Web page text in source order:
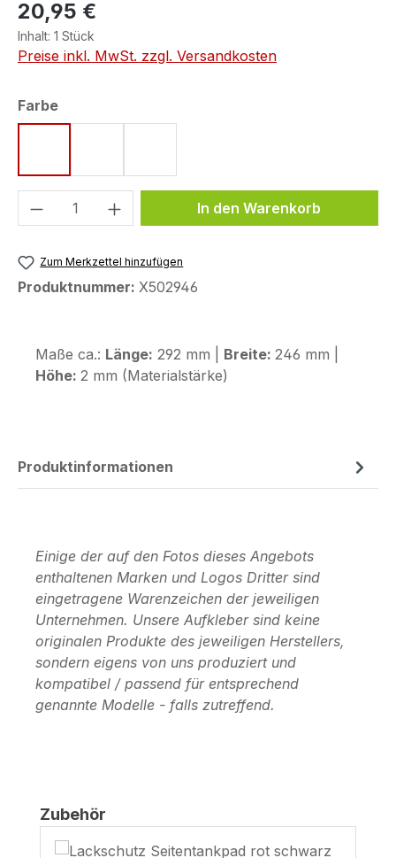
20,95 €
Inhalt: 1 Stück
Preise inkl. MwSt. zzgl. Versandkosten
Farbeauswählen
Produkt Anzahl: Gib denIn den Warenkorb
Zum Merkzettel hinzufügen
Produktnummer: X502946
Maße ca.: Länge: 292 mm | Breite: 246 mm |
Höhe: 2 mm (Materialstärke)
Produktinformationen
Einige der auf den Fotos dieses Angebots
enthaltenen Marken und Logos Dritter sind
eingetragene Warenzeichen der jeweiligen
Unternehmen. Unsere Aufkleber sind keine
originalen Produkte des jeweiligen Herstellers,
sondern eigens von uns produziert und
kompatibel / passend für entsprechend
genannte Modelle - falls zutreffend.
Produktgalerie überspringen
Zubehör